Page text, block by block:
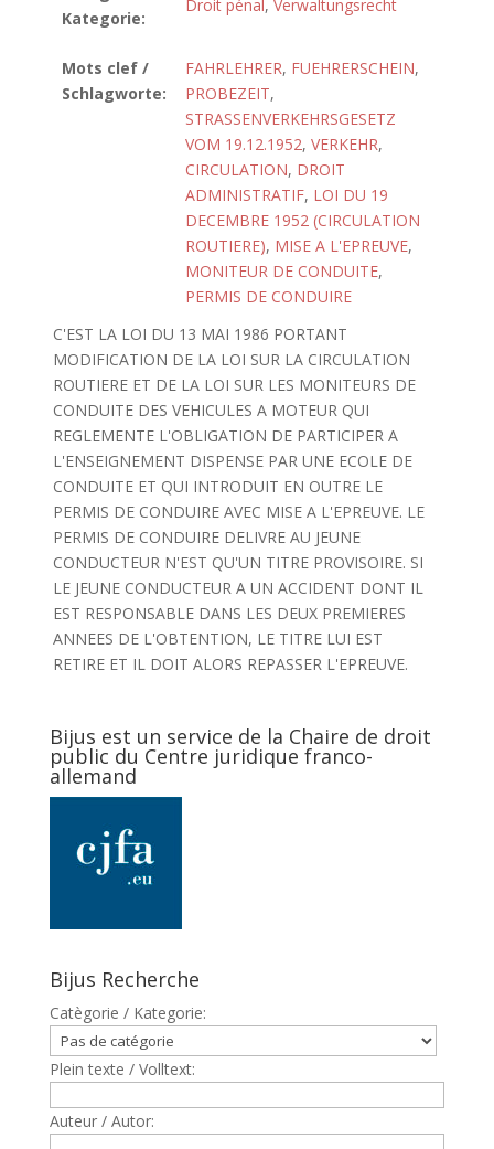
Kategorie:
Droit pénal , Verwaltungsrecht
Mots clef /
Schlagworte:
FAHRLEHRER, FUEHRERSCHEIN,
PROBEZEIT,
STRASSENVERKEHRSGESETZ
VOM 19.12.1952, VERKEHR,
CIRCULATION, DROIT
ADMINISTRATIF, LOI DU 19
DECEMBRE 1952 (CIRCULATION
ROUTIERE), MISE A L'EPREUVE,
MONITEUR DE CONDUITE,
PERMIS DE CONDUIRE
C'EST LA LOI DU 13 MAI 1986 PORTANT
MODIFICATION DE LA LOI SUR LA CIRCULATION
ROUTIERE ET DE LA LOI SUR LES MONITEURS DE
CONDUITE DES VEHICULES A MOTEUR QUI
REGLEMENTE L'OBLIGATION DE PARTICIPER A
L'ENSEIGNEMENT DISPENSE PAR UNE ECOLE DE
CONDUITE ET QUI INTRODUIT EN OUTRE LE
PERMIS DE CONDUIRE AVEC MISE A L'EPREUVE. LE
PERMIS DE CONDUIRE DELIVRE AU JEUNE
CONDUCTEUR N'EST QU'UN TITRE PROVISOIRE. SI
LE JEUNE CONDUCTEUR A UN ACCIDENT DONT IL
EST RESPONSABLE DANS LES DEUX PREMIERES
ANNEES DE L'OBTENTION, LE TITRE LUI EST
RETIRE ET IL DOIT ALORS REPASSER L'EPREUVE.
Bijus est un service de la Chaire de droit
public du Centre juridique franco-
allemand
Bijus Recherche
Catègorie / Kategorie:
Plein texte / Volltext:
Auteur / Autor: